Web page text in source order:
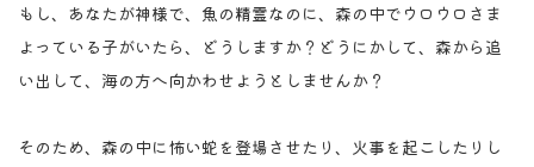
もし、あなたが神様で、魚の精霊なのに、森の中でウロウロさま
よっている子がいたら、どうしますか？どうにかして、森から追
い出して、海の方へ向かわせようとしませんか？
そのため、森の中に怖い蛇を登場させたり、火事を起こしたりし